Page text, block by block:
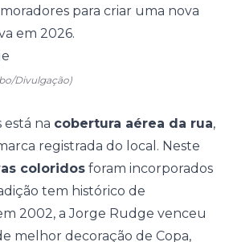
para criar uma nova
em 2026.
Divulgação)
está na cobertura aérea da rua,
registrada do local. Neste
coloridos foram incorporados
tem histórico de
2002, a Jorge Rudge venceu
melhor decoração de Copa,